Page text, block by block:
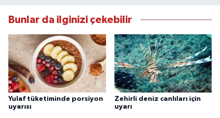
Bunlar da ilginizi çekebilir
Yulaf tüketiminde porsiyon
uyarısı
Zehirli deniz canlıları için
uyarı